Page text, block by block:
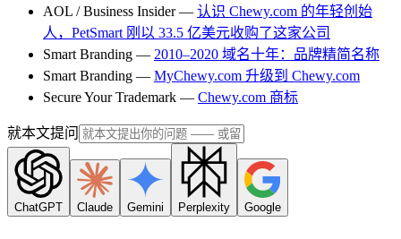
AOL / Business Insider — 认识 Chewy.com 的年轻创始
人，PetSmart 刚以 33.5 亿美元收购了这家公司
Smart Branding — 2010–2020 域名十年：品牌精简名称
Smart Branding — MyChewy.com 升级到 Chewy.com
Secure Your Trademark — Chewy.com 商标
就本文提问
ChatGPT Claude Gemini Perplexity Google